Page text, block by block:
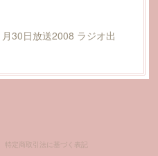
30日放送2008 ラジオ出
特定商取引法に基づく表記